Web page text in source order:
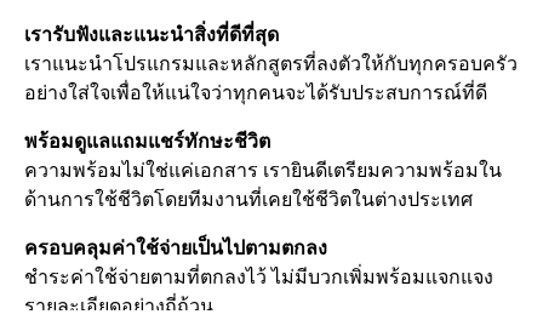
เรารับฟังและแนะนำสิ่งที่ดีที่สุด
เราแนะนำโปรแกรมและหลักสูตรที่ลงตัวให้กับทุกครอบครัว
อย่างใส่ใจเพื่อให้แน่ใจว่าทุกคนจะได้รับประสบการณ์ที่ดี
พร้อมดูแลแถมแชร์ทักษะชีวิต
ความพร้อมไม่ใช่แค่เอกสาร เรายินดีเตรียมความพร้อมใน
ด้านการใช้ชีวิตโดยทีมงานที่เคยใช้ชีวิตในต่างประเทศ
ครอบคลุมค่าใช้จ่ายเป็นไปตามตกลง
ชำระค่าใช้จ่ายตามที่ตกลงไว้ ไม่มีบวกเพิ่มพร้อมแจกแจง
รายละเอียดอย่างถี่ถ้วน